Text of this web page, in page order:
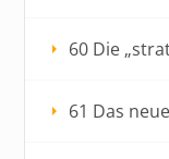
60 Die
61 Das